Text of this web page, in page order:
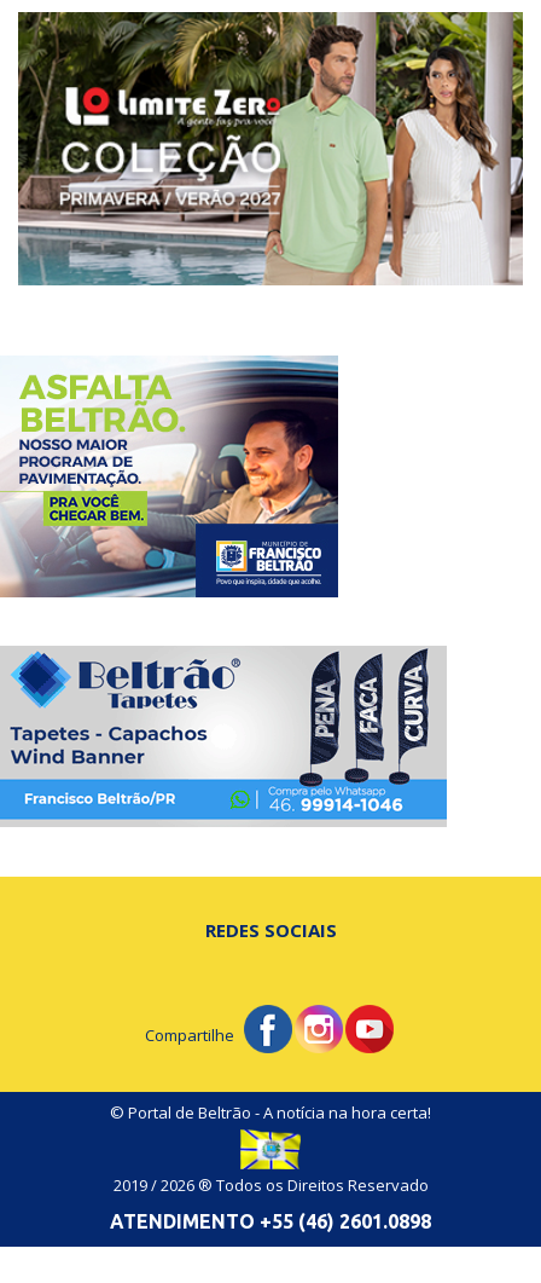
REDES SOCIAIS
Compartilhe
© Portal de Beltrão - A notícia na hora certa!
2019 / 2026 ® Todos os Direitos Reservado
ATENDIMENTO +55 (46) 2601.0898